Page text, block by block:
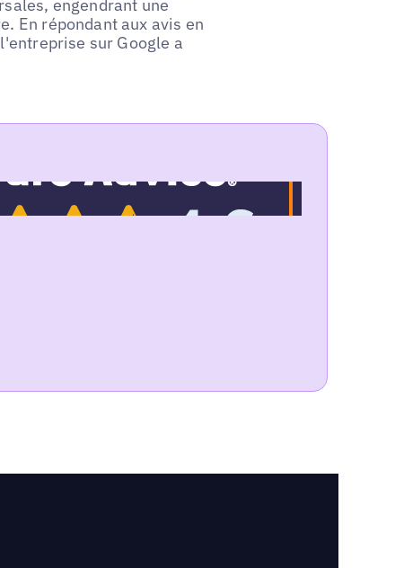
engendrant une
En répondant aux avis en
sur Google a